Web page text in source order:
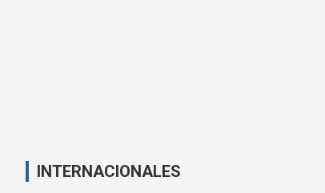
INTERNACIONALES